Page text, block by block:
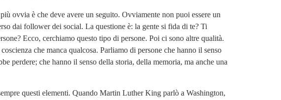
ovvia è che deve avere un seguito. Ovviamente non puoi essere un
dai follower dei social. La questione è: la gente si fida di te? Ti
Ecco, cerchiamo questo tipo di persone. Poi ci sono altre qualità.
che manca qualcosa. Parliamo di persone che hanno il senso
perdere; che hanno il senso della storia, della memoria, ma anche una
questi elementi. Quando Martin Luther King parlò a Washington,